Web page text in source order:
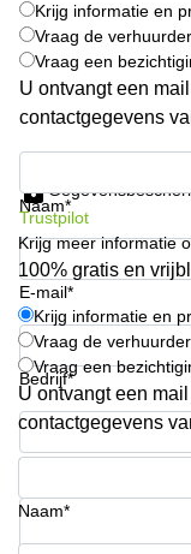
space
Breda
Coworking
Arnhem
Coworking
space
Hilversum
Coworking
space
Zwolle
Coworking
Haarlem
Kantoor
Huren
Hengelo
Krijg informatie en
Vraag de verhuurder
Vraag een
U ontvangt een
contactgegevens
Naam*
E-mail*
Bedrijf*
Telefoonnummer*
Trustpilot
Krijg meer informatie
100% gratis en
Krijg informatie en
Vraag de verhuurder
Vraag een
U ontvangt een
contactgegevens
Naam*